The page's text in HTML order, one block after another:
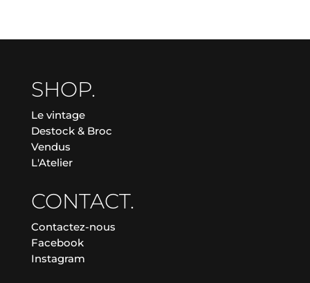
SHOP.
Le vintage
Destock & Broc
Vendus
L'Atelier
CONTACT.
Contactez-nous
Facebook
Instagram